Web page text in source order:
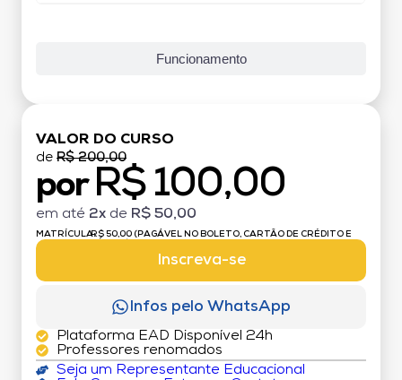
Funcionamento
VALOR DO CURSO
de R$ 200,00
por R$ 100,00
em até 2x de R$ 50,00
MATRÍCULA:R$ 50,00 (PAGÁVEL NO BOLETO, CARTÃO DE CRÉDITO E
Inscreva-se
Infos pelo WhatsApp
Plataforma EAD Disponível 24h
Professores renomados
Seja um Representante Educacional